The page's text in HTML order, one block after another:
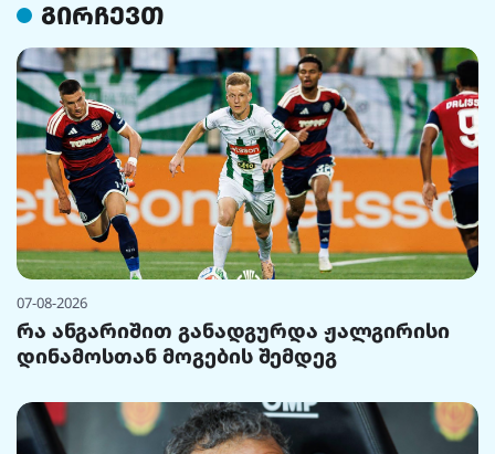
გირჩევთ
07-08-2026
რა ანგარიშით განადგურდა ჟალგირისი
დინამოსთან მოგების შემდეგ